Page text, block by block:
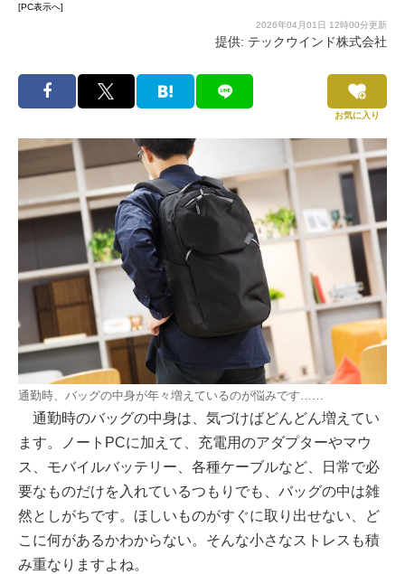
[PC表示へ]
2026年04月01日 12時00分更新
提供: テックウインド株式会社
お気に入り
通勤時、バッグの中身が年々増えているのが悩みです……
通勤時のバッグの中身は、気づけばどんどん増えてい
ます。ノートPCに加えて、充電用のアダプターやマウ
ス、モバイルバッテリー、各種ケーブルなど、日常で必
要なものだけを入れているつもりでも、バッグの中は雑
然としがちです。ほしいものがすぐに取り出せない、ど
こに何があるかわからない。そんな小さなストレスも積
み重なりますよね。